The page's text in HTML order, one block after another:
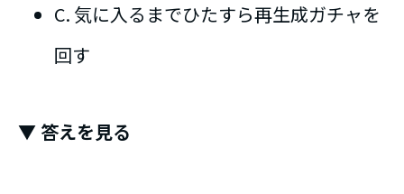
C. 気に入るまでひたすら再生成ガチャを
回す
▼ 答えを見る